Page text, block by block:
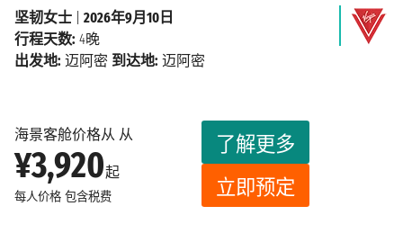
海景客舱价格从 从
¥3,920起
每人价格 包含税费
了解更多
立即预定
坚韧女士
2026年9月10日
行程天数: 4晚
出发地: 迈阿密 到达地: 迈阿密